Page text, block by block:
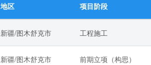
地区 项目阶段
新疆/图木舒克市 工程施工
新疆/图木舒克市 前期立项（构思）